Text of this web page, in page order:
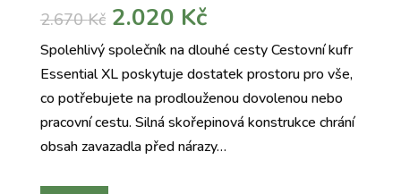
2.670Kč Původní
cena
byla:
2.670 Kč.
2.020 KčAktuální
cena
je:
2.020 Kč.
Spolehlivý společník na dlouhé cesty Cestovní kufr
Essential XL poskytuje dostatek prostoru pro vše,
co potřebujete na prodlouženou dovolenou nebo
pracovní cestu. Silná skořepinová konstrukce chrání
obsah zavazadla před nárazy…